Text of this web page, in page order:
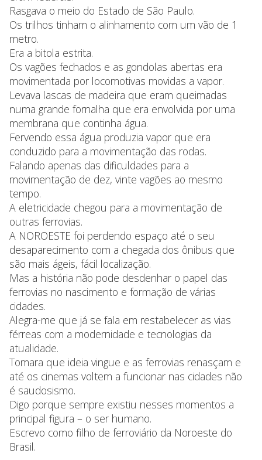
Rasgava o meio do Estado de São Paulo.
Os trilhos tinham o alinhamento com um vão de 1
metro.
Era a bitola estrita.
Os vagões fechados e as gondolas abertas era
movimentada por locomotivas movidas a vapor.
Levava lascas de madeira que eram queimadas
numa grande fornalha que era envolvida por uma
membrana que continha água.
Fervendo essa água produzia vapor que era
conduzido para a movimentação das rodas.
Falando apenas das dificuldades para a
movimentação de dez, vinte vagões ao mesmo
tempo.
A eletricidade chegou para a movimentação de
outras ferrovias.
A NOROESTE foi perdendo espaço até o seu
desaparecimento com a chegada dos ônibus que
são mais ágeis, fácil localização.
Mas a história não pode desdenhar o papel das
ferrovias no nascimento e formação de várias
cidades.
Alegra-me que já se fala em restabelecer as vias
férreas com a modernidade e tecnologias da
atualidade.
Tomara que ideia vingue e as ferrovias renasçam e
até os cinemas voltem a funcionar nas cidades não
é saudosismo.
Digo porque sempre existiu nesses momentos a
principal figura – o ser humano.
Escrevo como filho de ferroviário da Noroeste do
Brasil.